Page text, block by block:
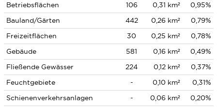
Betriebsflächen 106 0,31 km²
0,95%
Bauland/Gärten
442 0,26 km²
0,79%
Freizeitflächen
30 0,25 km²
0,78%
Gebäude
581 0,16 km²
0,49%
Fließende Gewässer
224 0,12 km²
0,37%
Feuchtgebiete
- 0,10 km²
0,31%
Schienenverkehrsanlagen
- 0,06 km²
0,20%